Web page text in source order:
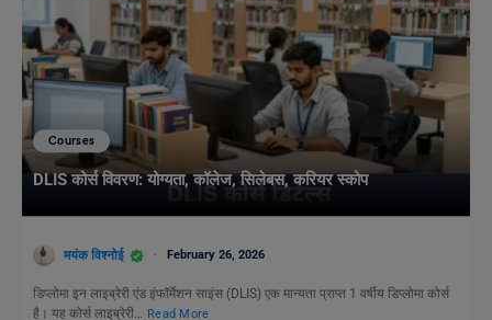
Courses
DLIS कोर्स विवरण: योग्यता, कॉलेज, सिलेबस, करियर स्कोप
मयंक विश्नोई February 26, 2026
डिप्लोमा इन लाइब्रेरी एंड इंफॉर्मेशन साइंस (DLIS) एक मान्यता प्राप्त 1 वर्षीय डिप्लोमा कोर्स
है। यह कोर्स लाइब्रेरी… Read More